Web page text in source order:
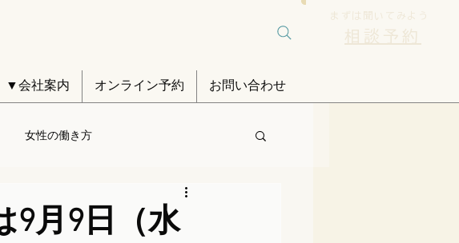
▼会社案内 オンライン予約 お問い合わせ
まずは聞いてみよう
相談予約
女性の働き方
9月9日（水